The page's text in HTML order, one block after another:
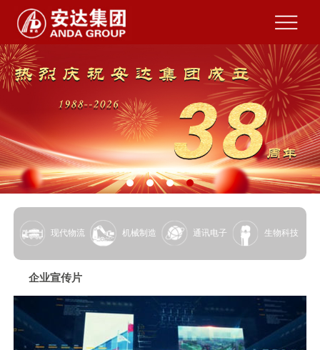
现代物流 机械制造 通讯电子 生物科技
企业宣传片